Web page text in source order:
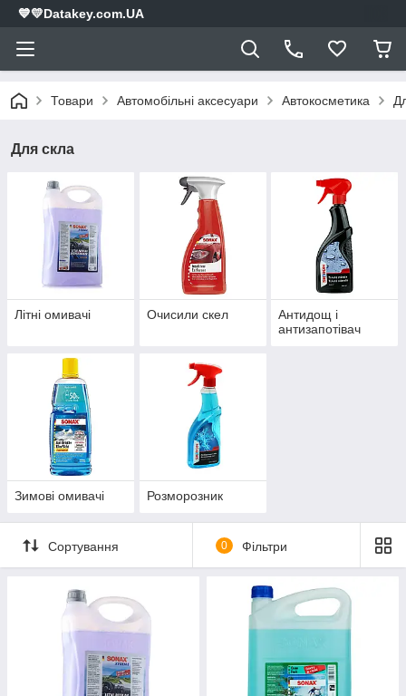
💙💛Datakey.com.UA
Товари Автомобільні аксесуари Автокосметика
Для скла
Літні омивачі Очисили скел
Антидощ і
антизапотівач
Зимові омивачі Розморозник
Сортування 0 Фільтри